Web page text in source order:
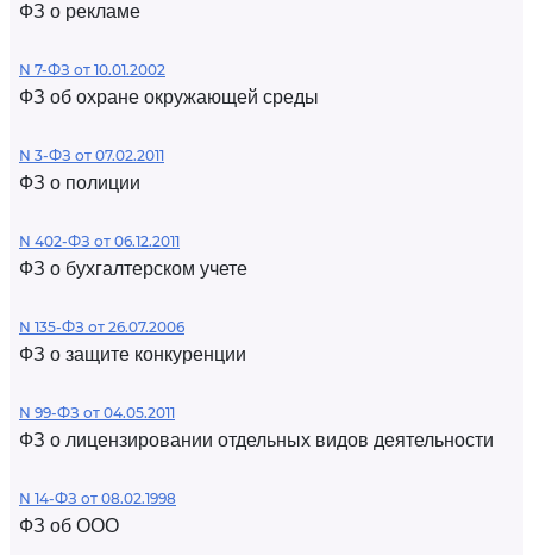
ФЗ о рекламе
N 7-ФЗ от 10.01.2002
ФЗ об охране окружающей среды
N 3-ФЗ от 07.02.2011
ФЗ о полиции
N 402-ФЗ от 06.12.2011
ФЗ о бухгалтерском учете
N 135-ФЗ от 26.07.2006
ФЗ о защите конкуренции
N 99-ФЗ от 04.05.2011
ФЗ о лицензировании отдельных видов деятельности
N 14-ФЗ от 08.02.1998
ФЗ об ООО